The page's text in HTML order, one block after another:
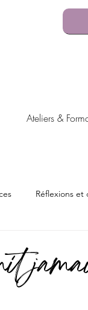
Ateliers &
Réflexions et